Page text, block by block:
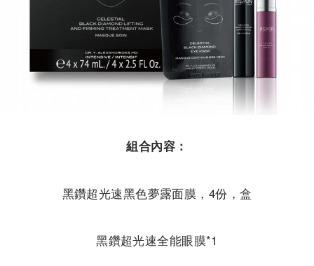
組合內容：
黑鑽超光速黑色夢露面膜，4份，盒
黑鑽超光速全能眼膜*1